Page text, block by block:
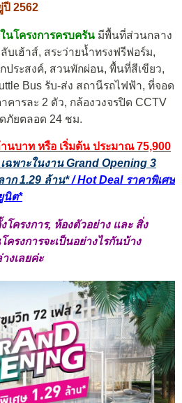
ปี 2562
นโครงการครบครัน มีพื้นที่ส่วนกลาง
บเฮ้าส์, สระว่ายน้ำทรงฟรีฟอร์ม,
ประสงค์, สวนพักผ่อน, พื้นที่สีเขียว,
Bus รับ-ส่ง สถานีรถไฟฟ้า, ที่จอด
คารละ 2 ตัว, กล้องวงจรปิด CCTV
ภัยตลอด 24 ชม.
นบาท หรือ เริ่มต้น ประมาณ 75,900
ฉพาะในงาน Grand Opening 3
ก 1.29 ล้าน*/ Hot Deal ราคาพิเศษ
นิต*
โครงการ, ห้องตัวอย่าง และ สิ่ง
รงการจะเป็นอย่างไรกันบ้าง
งเลยค่ะ